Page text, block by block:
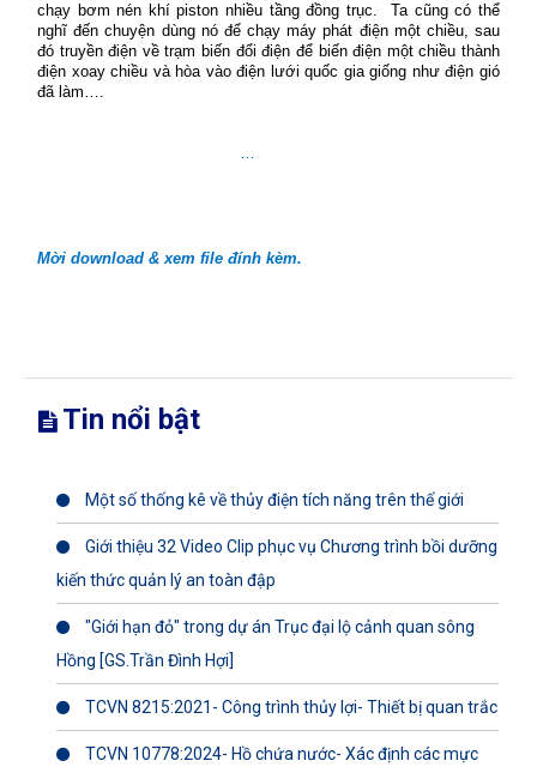
chạy bơm nén khí piston nhiều tầng đồng trục.
Ta cũng có thể
nghĩ đến chuyện dùng nó để chạy máy phát điện một chiều, sau
đó truyền điện về trạm biến đổi điện để biến điện một chiều thành
điện xoay chiều và hòa vào điện lưới quốc gia giống như điện gió
đã làm….
…
Mời download & xem file đính kèm.
Tin nổi bật
Một số thống kê về thủy điện tích năng trên thế giới
Giới thiệu 32 Video Clip phục vụ Chương trình bồi dưỡng
kiến thức quản lý an toàn đập
"Giới hạn đỏ" trong dự án Trục đại lộ cảnh quan sông
Hồng [GS.Trần Đình Hợi]
TCVN 8215:2021- Công trình thủy lợi- Thiết bị quan trắc
TCVN 10778:2024- Hồ chứa nước- Xác định các mực